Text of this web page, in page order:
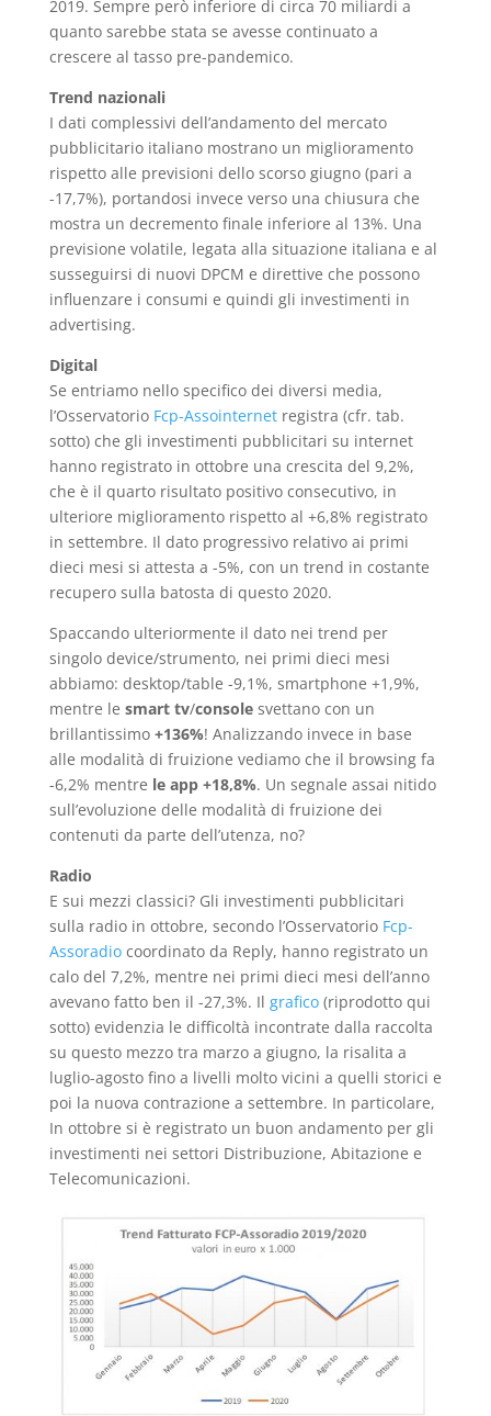
2019. Sempre però inferiore di circa 70 miliardi a
quanto sarebbe stata se avesse continuato a
crescere al tasso pre-pandemico.
Trend nazionali
I dati complessivi dell’andamento del mercato
pubblicitario italiano mostrano un miglioramento
rispetto alle previsioni dello scorso giugno (pari a
-17,7%), portandosi invece verso una chiusura che
mostra un decremento finale inferiore al 13%. Una
previsione volatile, legata alla situazione italiana e al
susseguirsi di nuovi DPCM e direttive che possono
influenzare i consumi e quindi gli investimenti in
advertising.
Digital
Se entriamo nello specifico dei diversi media,
l’Osservatorio Fcp-Assointernetregistra (cfr. tab.
sotto) che gli investimenti pubblicitari su internet
hanno registrato in ottobre una crescita del 9,2%,
che è il quarto risultato positivo consecutivo, in
ulteriore miglioramento rispetto al +6,8% registrato
in settembre. Il dato progressivo relativo ai primi
dieci mesi si attesta a -5%, con un trend in costante
recupero sulla batosta di questo 2020.
Spaccando ulteriormente il dato nei trend per
singolo device/strumento, nei primi dieci mesi
abbiamo: desktop/table -9,1%, smartphone +1,9%,
mentre le smart tv/consolesvettano con un
brillantissimo +136%! Analizzando invece in base
alle modalità di fruizione vediamo che il browsing fa
-6,2% mentre le app +18,8%. Un segnale assai nitido
sull’evoluzione delle modalità di fruizione dei
contenuti da parte dell’utenza, no?
Radio
E sui mezzi classici? Gli investimenti pubblicitari
sulla radio in ottobre, secondo l’Osservatorio Fcp-
Assoradiocoordinato da Reply, hanno registrato un
calo del 7,2%, mentre nei primi dieci mesi dell’anno
avevano fatto ben il -27,3%. Il grafico(riprodotto qui
sotto) evidenzia le difficoltà incontrate dalla raccolta
su questo mezzo tra marzo a giugno, la risalita a
luglio-agosto fino a livelli molto vicini a quelli storici e
poi la nuova contrazione a settembre. In particolare,
In ottobre si è registrato un buon andamento per gli
investimenti nei settori Distribuzione, Abitazione e
Telecomunicazioni.